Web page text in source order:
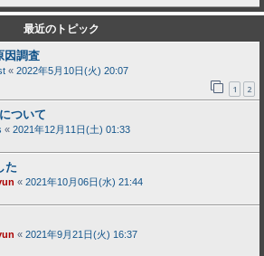
最近のトピック
因調査
« 2022年5月10日(火) 20:07
1 2
ついて
« 2021年12月11日(土) 01:33
た
« 2021年10月06日(水) 21:44
« 2021年9月21日(火) 16:37